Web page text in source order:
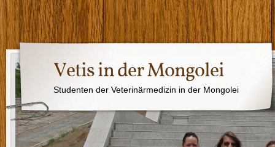
Vetis in der Mongolei
Studenten der Veterinärmedizin in der Mongolei